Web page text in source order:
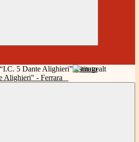
Istituto
Alighieri" - Ferrara